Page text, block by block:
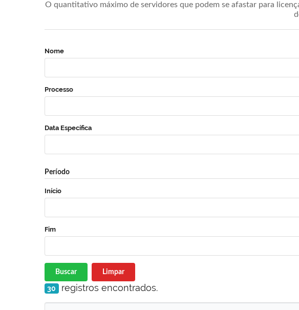
O quantitativo máximo de servidores que podem se afastar para
Nome
Processo
Data Específica
Período
Início
Fim
Buscar Limpar
30 registros encontrados.